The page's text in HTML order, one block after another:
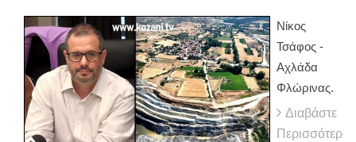
Νίκος
Τσάφος -
Αχλάδα
Φλώρινας.
Διαβάστε
Περισσότερ